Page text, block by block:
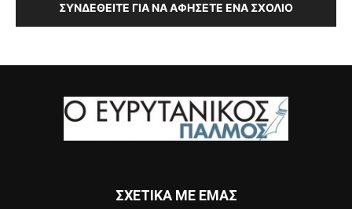
ΣΥΝΔΕΘΕΊΤΕ ΓΙΑ ΝΑ ΑΦΉΣΕΤΕ ΈΝΑ ΣΧΌΛΙΟ
ΣΧΕΤΙΚΑ ΜΕ ΕΜΑΣ